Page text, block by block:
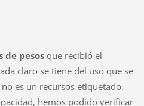
de pesosque recibió el
claro se tiene del uso que se
es un recursos etiquetado,
hemos podido verificar